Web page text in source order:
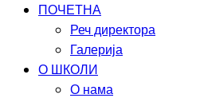
ПОЧЕТНА
Реч директора
Галерија
О ШКОЛИ
О нама